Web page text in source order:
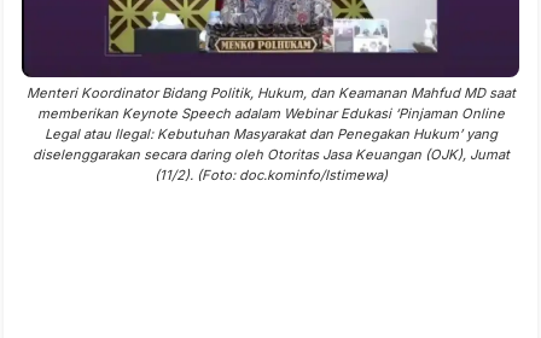
Menteri Koordinator Bidang Politik, Hukum, dan Keamanan Mahfud MD saat
memberikan Keynote Speech adalam Webinar Edukasi ‘Pinjaman Online
Legal atau Ilegal: Kebutuhan Masyarakat dan Penegakan Hukum’ yang
diselenggarakan secara daring oleh Otoritas Jasa Keuangan (OJK), Jumat
(11/2). (Foto: doc.kominfo/Istimewa)